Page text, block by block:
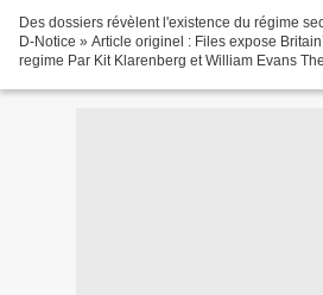
Des dossiers révèlent l'existence du régime
D-Notice » Article originel : Files expose
regime Par Kit Klarenberg et William Evans